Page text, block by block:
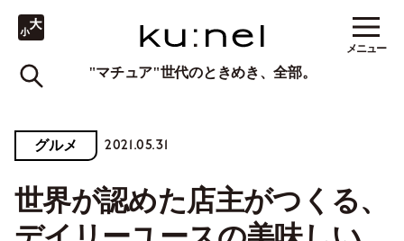
"マチュア"世代のときめき、全部。
メニュー
グルメ 2021.05.31
世界が認めた店主がつくる、